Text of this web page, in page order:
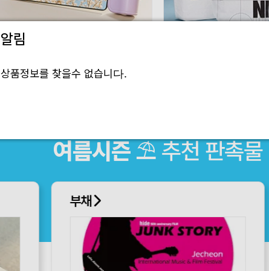
여름시즌⛱ 추천 판촉물
부채
알림
상품정보를 찾을수 없습니다.